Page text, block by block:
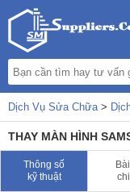
Dịch Vụ Sửa Chữa>
THAY MÀN HÌNH
Thông số
kỹ thuật